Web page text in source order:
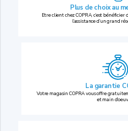
Plus de choix au
Etre client chez COPRA, c’est bénéficier
l’assistance d’un grand
La garantie
Votre magasin COPRA vous offre
et main